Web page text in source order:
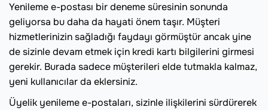
Yenileme e-postası bir deneme süresinin sonunda
geliyorsa bu daha da hayati önem taşır. Müşteri
hizmetlerinizin sağladığı faydayı görmüştür ancak yine
de sizinle devam etmek için kredi kartı bilgilerini girmesi
gerekir. Burada sadece müşterileri elde tutmakla kalmaz,
yeni kullanıcılar da eklersiniz.
Üyelik yenileme e-postaları, sizinle ilişkilerini sürdürerek